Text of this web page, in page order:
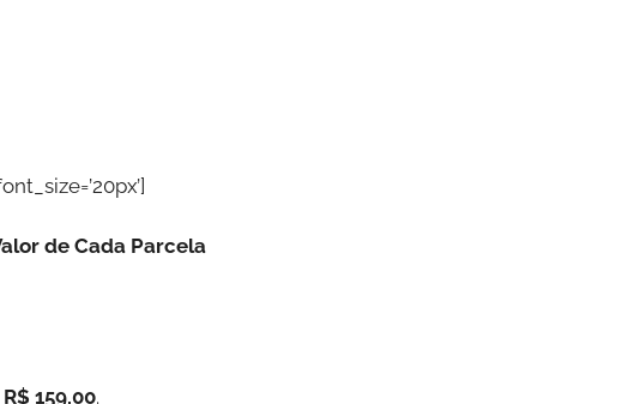
de Cada Parcela
R$ 159,00.